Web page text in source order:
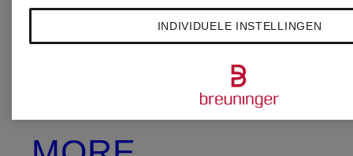
MORE
INDIVIDUELE INSTELLINGEN